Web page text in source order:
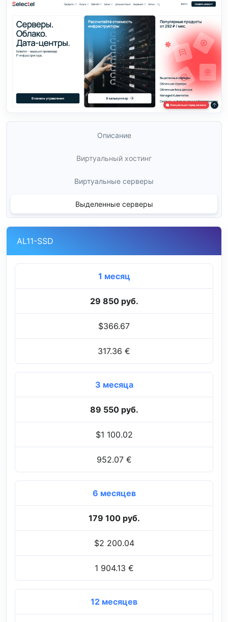
Описание
Виртуальный хостинг
Виртуальные серверы
Выделенные серверы
AL11-SSD
1 месяц
29 850 руб.
$366.67
317.36 €
3 месяца
89 550 руб.
$1 100.02
952.07 €
6 месяцев
179 100 руб.
$2 200.04
1 904.13 €
12 месяцев